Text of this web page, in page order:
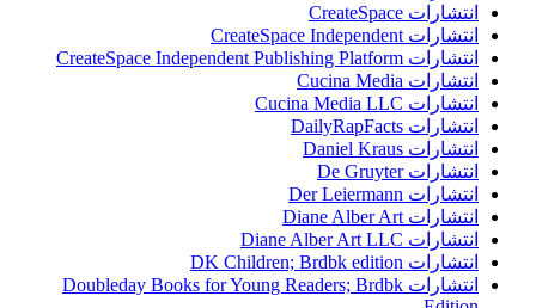
انتشارات CreateSpace
انتشارات CreateSpace Independent
انتشارات CreateSpace Independent Publishing Platform
انتشارات Cucina Media
انتشارات Cucina Media LLC
انتشارات DailyRapFacts
انتشارات Daniel Kraus
انتشارات De Gruyter
انتشارات Der Leiermann
انتشارات Diane Alber Art
انتشارات Diane Alber Art LLC
انتشارات DK Children; Brdbk edition
انتشارات Doubleday Books for Young Readers; Brdbk